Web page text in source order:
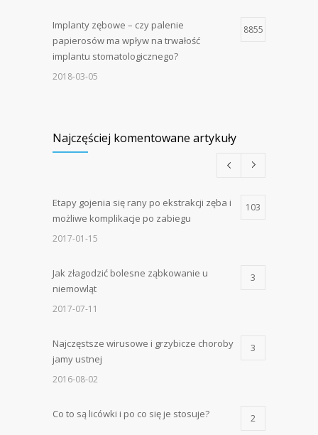
Implanty zębowe – czy palenie
papierosów ma wpływ na trwałość
implantu stomatologicznego?
8855
2018-03-05
Najczęściej komentowane artykuły
Etapy gojenia się rany po ekstrakcji zęba i
możliwe komplikacje po zabiegu
103
2017-01-15
Jak złagodzić bolesne ząbkowanie u
niemowląt
3
2017-07-11
Najczęstsze wirusowe i grzybicze choroby
jamy ustnej
3
2016-08-02
Co to są licówki i po co się je stosuje? 2